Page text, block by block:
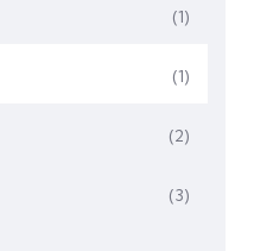
(1)
(1)
(2)
(3)